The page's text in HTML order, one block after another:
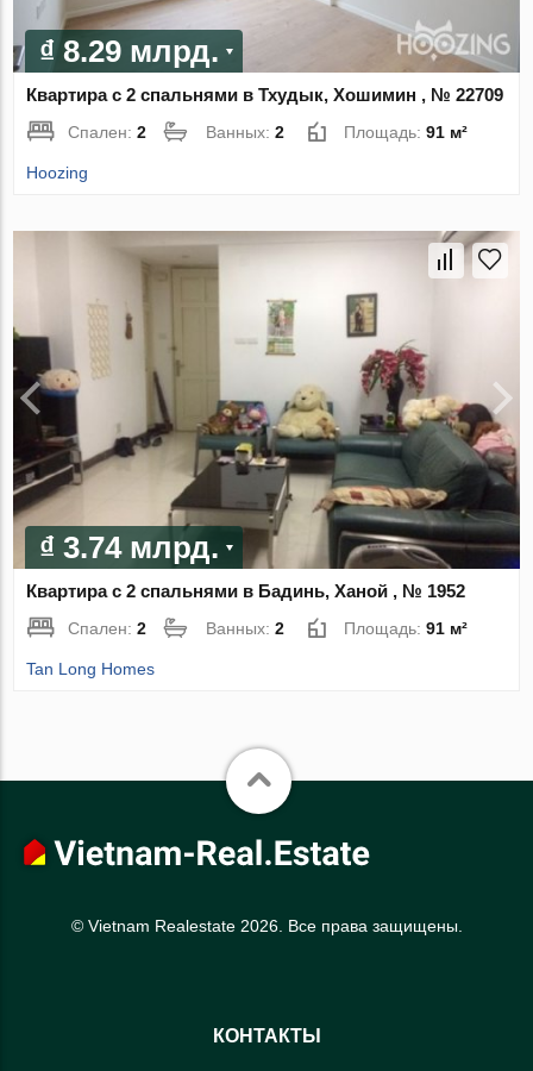
₫ 8.29 млрд.
Квартира с 2 спальнями в Тхудык, Хошимин , № 22709
Спален:2 Ванных:2 Площадь:91 м²
Hoozing
₫ 3.74 млрд.
Квартира с 2 спальнями в Бадинь, Ханой , № 1952
Спален:2 Ванных:2 Площадь:91 м²
Tan Long Homes
© Vietnam Realestate 2026. Все права защищены.
КОНТАКТЫ